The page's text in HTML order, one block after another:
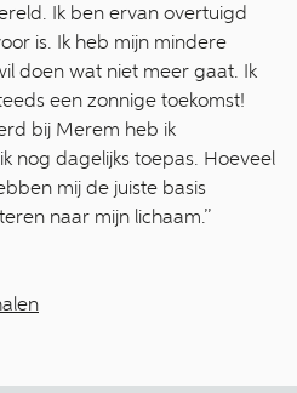
Ik ben ervan overtuigd
is. Ik heb mijn mindere
doen wat niet meer gaat. Ik
een zonnige toekomst!
bij Merem heb ik
nog dagelijks toepas. Hoeveel
mij de juiste basis
naar mijn lichaam.’’